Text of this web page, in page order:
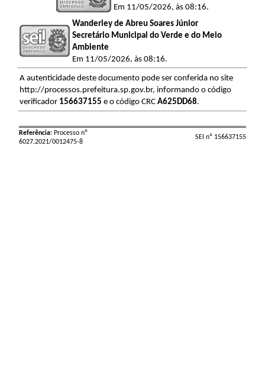
Em 11/05/2026, às 08:16.
Wanderley de Abreu Soares Júnior
Secretário Municipal do Verde e do Meio
Ambiente
Em 11/05/2026, às 08:16.
A autenticidade deste documento pode ser conferida no site
http://processos.prefeitura.sp.gov.br, informando o código
verificador 156637155 e o código CRC A625DD68.
Referência:Processo nº
6027.2021/0012475-8
SEI nº 156637155